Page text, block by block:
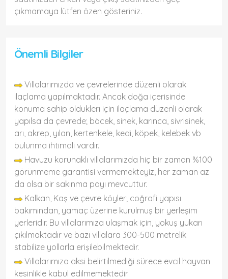
çıkmamaya lütfen özen gösteriniz.
Önemli Bilgiler
Villalarımızda ve çevrelerinde düzenli olarak
ilaçlama yapılmaktadır. Ancak doğa içerisinde
konuma sahip olduklerı için ilaçlama düzenli olarak
yapılsa da çevrede; böcek, sinek, karınca, sivrisinek,
arı, akrep, yılan, kertenkele, kedi, köpek, kelebek vb
bulunma ihtimali vardır.
Havuzu korunaklı villalarımızda hiç bir zaman %100
görünmeme garantisi vermemekteyiz, her zaman az
da olsa bir sakınma payı mevcuttur.
Kalkan, Kaş ve çevre köyler; coğrafi yapısı
bakımından, yamaç üzerine kurulmuş bir yerleşim
yerleridir. Bu villalarımıza ulaşmak için, yokuş yukarı
çıkılmaktadır ve bazı villalara 300-500 metrelik
stabilize yollarla erişilebilmektedir.
Villalarımıza aksi belirtilmediği sürece evcil hayvan
kesinlikle kabul edilmemektedir.